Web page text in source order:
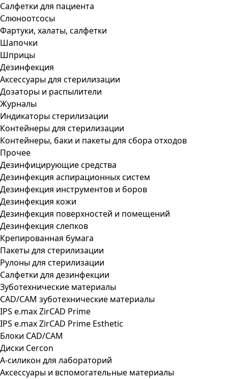
Салфетки для пациента
Слюноотсосы
Фартуки, халаты, салфетки
Шапочки
Шприцы
Дезинфекция
Аксессуары для стерилизации
Дозаторы и распылители
Журналы
Индикаторы стерилизации
Контейнеры для стерилизации
Контейнеры, баки и пакеты для сбора отходов
Прочее
Дезинфицирующие средства
Дезинфекция аспирационных систем
Дезинфекция инструментов и боров
Дезинфекция кожи
Дезинфекция поверхностей и помещений
Дезинфекция слепков
Крепированная бумага
Пакеты для стерилизации
Рулоны для стерилизации
Салфетки для дезинфекции
Зуботехнические материалы
CAD/CAM зуботехнические материалы
IPS e.max ZirCAD Prime
IPS e.max ZirCAD Prime Esthetic
Блоки CAD/CAM
Диски Cercon
А-силикон для лабораторий
Аксессуары и вспомогательные материалы